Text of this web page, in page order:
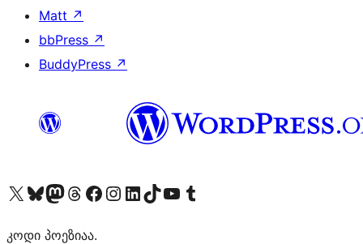
Matt ↗
bbPress ↗
BuddyPress ↗
Visit our X (formerly Twitter) account
Visit our Bluesky account
Visit our Mastodon account
Visit our Threads account
Visit our Facebook page
Visit our Instagram account
Visit our LinkedIn account
Visit our TikTok account
Visit our YouTube channel
Visit our Tumblr account
კოდი პოეზიაა.